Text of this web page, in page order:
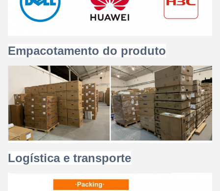
Empacotamento do produto
Logística e transporte